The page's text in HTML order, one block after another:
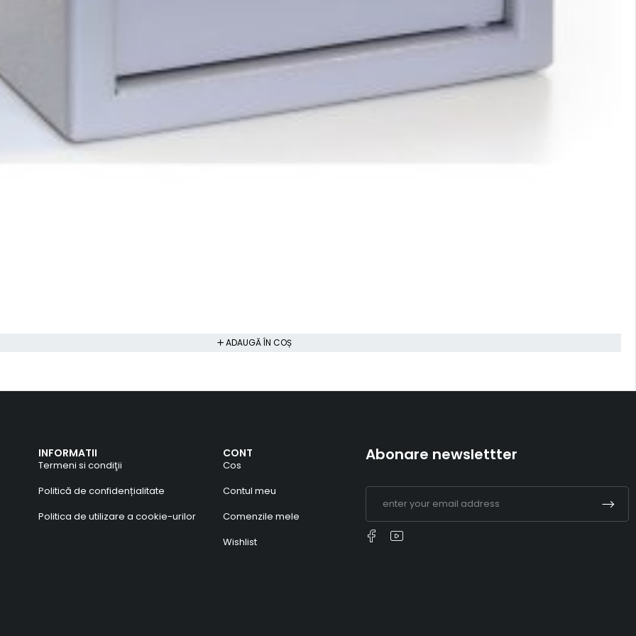
ADAUGĂ ÎN COȘ
INFORMATII
Termeni si condiţii
Politică de confidențialitate
Politica de utilizare a cookie-urilor
CONT
Cos
Contul meu
Comenzile mele
Wishlist
Abonare newslettter